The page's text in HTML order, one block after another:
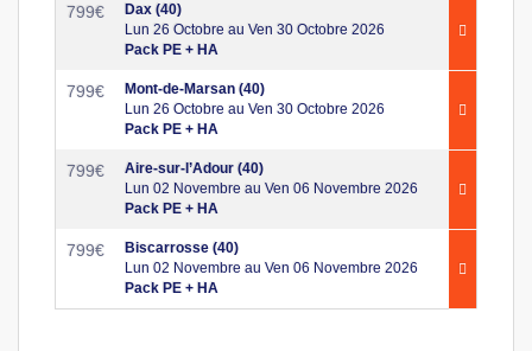
799€
Dax (40)
Lun 26 Octobre au Ven 30 Octobre 2026
Pack PE + HA
799€
Mont-de-Marsan (40)
Lun 26 Octobre au Ven 30 Octobre 2026
Pack PE + HA
799€
Aire-sur-l’Adour (40)
Lun 02 Novembre au Ven 06 Novembre 2026
Pack PE + HA
799€
Biscarrosse (40)
Lun 02 Novembre au Ven 06 Novembre 2026
Pack PE + HA